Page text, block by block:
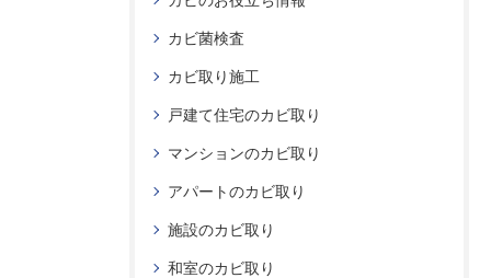
カビ菌検査
カビ取り施工
戸建て住宅のカビ取り
マンションのカビ取り
アパートのカビ取り
施設のカビ取り
和室のカビ取り